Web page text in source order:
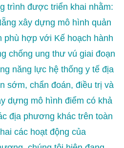
trình được triển khai nhằm:
xây dựng mô hình quản
phù hợp với Kế hoạch hành
chống ung thư vú giai đoạn
năng lực hệ thống y tế địa
sớm, chẩn đoán, điều trị và
dựng mô hình điểm có khả
địa phương khác trên toàn
các hoạt động của